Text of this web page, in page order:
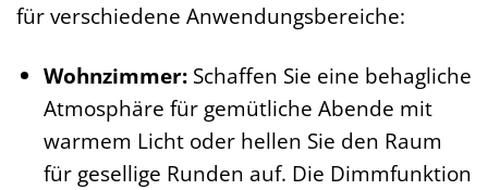
für verschiedene Anwendungsbereiche:
Wohnzimmer:Schaffen Sie eine behagliche
Atmosphäre für gemütliche Abende mit
warmem Licht oder hellen Sie den Raum
für gesellige Runden auf. Die Dimmfunktion